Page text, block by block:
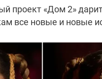
проект «Дом 2»
все новые и новые
эпопею капризной
и московского
Привлекательность